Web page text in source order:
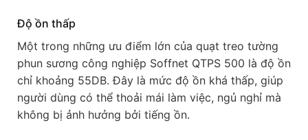
Độ ồn thấp
Một trong những ưu điểm lớn của quạt treo tường
phun sương công nghiệp Soffnet QTPS 500 là độ ồn
chỉ khoảng 55DB. Đây là mức độ ồn khá thấp, giúp
người dùng có thể thoải mái làm việc, ngủ nghỉ mà
không bị ảnh hưởng bởi tiếng ồn.